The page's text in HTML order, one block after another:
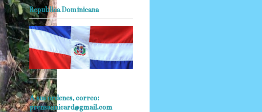
Republica Dominicana
A sus ordenes, correo:
prensaunicard@gmail.com